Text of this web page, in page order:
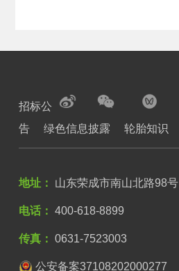
招标公
告
绿色信息披露 轮胎知识
地址： 山东荣成市南山北路98号
电话： 400-618-8899
传真： 0631-7523003
公安备案37108202000277